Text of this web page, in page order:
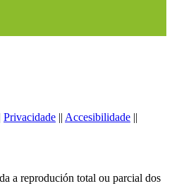
Privacidade || Accesibilidade ||
a reprodución total ou parcial dos